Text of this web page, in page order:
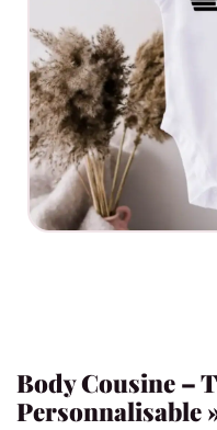
Body Cousine –
Personnalisable